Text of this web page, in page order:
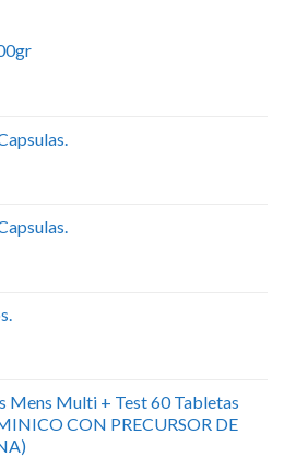
Mens Multi + Test 60 Tabletas
CON PRECURSOR DE